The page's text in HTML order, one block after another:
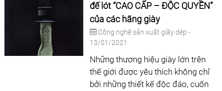
đế lót “CAO CẤP – ĐỘC QUYỀN”
của các hãng giày
Công nghệ sản xuất giầy dép -
13/01/2021
Những thương hiệu giày lớn trên
thế giới được yêu thích không chỉ
bởi những thiết kế độc đáo, cuốn